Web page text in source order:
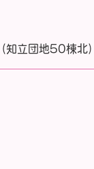
（知立団地50棟北）